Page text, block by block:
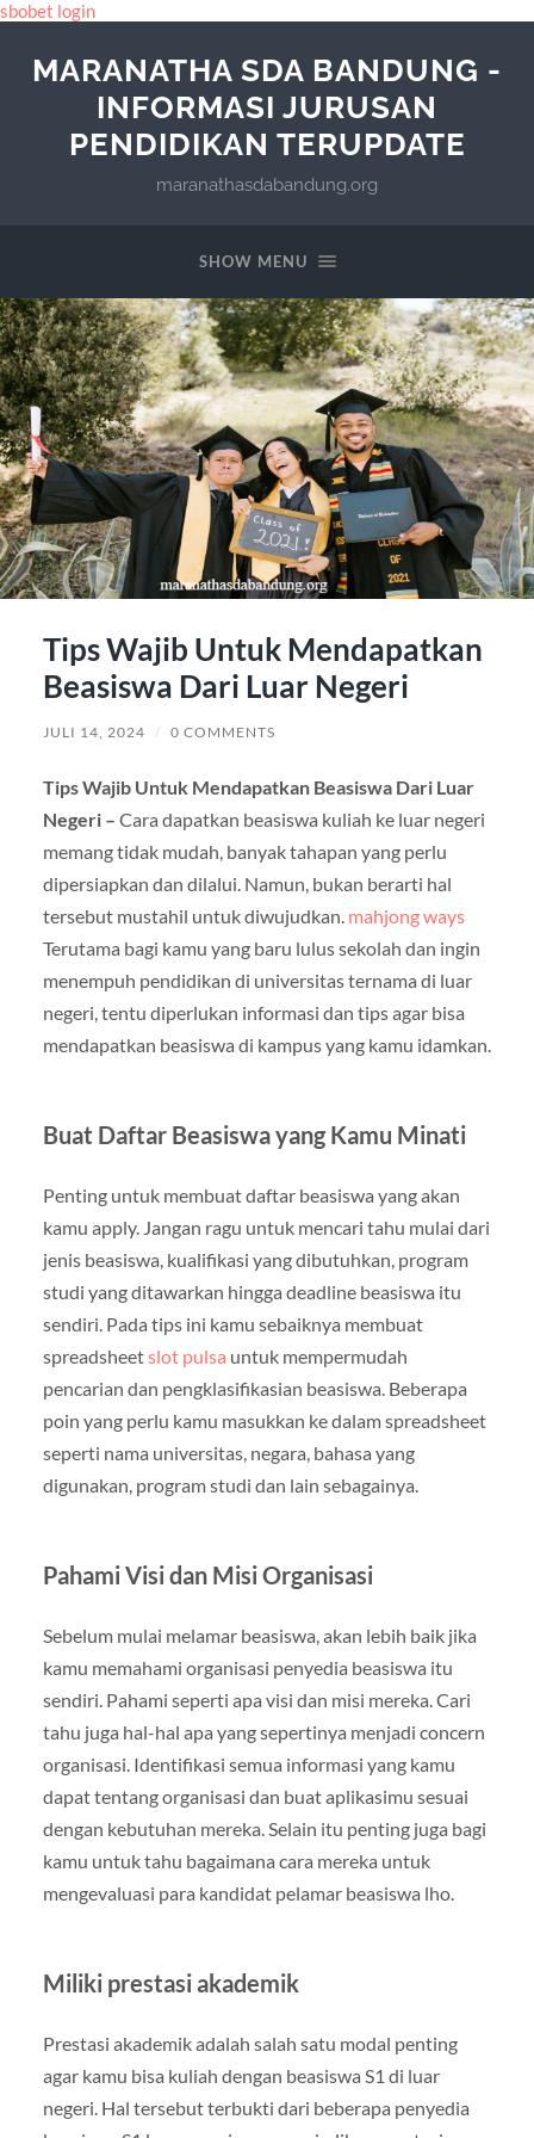
sbobet login
MARANATHA SDA BANDUNG -
INFORMASI JURUSAN
PENDIDIKAN TERUPDATE
maranathasdabandung.org
SHOW MENU
Tips Wajib Untuk Mendapatkan
Beasiswa Dari Luar Negeri
JULI 14, 2024 / 0 COMMENTS
Tips Wajib Untuk Mendapatkan Beasiswa Dari Luar
Negeri – Cara dapatkan beasiswa kuliah ke luar negeri
memang tidak mudah, banyak tahapan yang perlu
dipersiapkan dan dilalui. Namun, bukan berarti hal
tersebut mustahil untuk diwujudkan. mahjong ways
Terutama bagi kamu yang baru lulus sekolah dan ingin
menempuh pendidikan di universitas ternama di luar
negeri, tentu diperlukan informasi dan tips agar bisa
mendapatkan beasiswa di kampus yang kamu idamkan.
Buat Daftar Beasiswa yang Kamu Minati
Penting untuk membuat daftar beasiswa yang akan
kamu apply. Jangan ragu untuk mencari tahu mulai dari
jenis beasiswa, kualifikasi yang dibutuhkan, program
studi yang ditawarkan hingga deadline beasiswa itu
sendiri. Pada tips ini kamu sebaiknya membuat
spreadsheetslot pulsa untuk mempermudah
pencarian dan pengklasifikasian beasiswa. Beberapa
poin yang perlu kamu masukkan ke dalam spreadsheet
seperti nama universitas, negara, bahasa yang
digunakan, program studi dan lain sebagainya.
Pahami Visi dan Misi Organisasi
Sebelum mulai melamar beasiswa, akan lebih baik jika
kamu memahami organisasi penyedia beasiswa itu
sendiri. Pahami seperti apa visi dan misi mereka. Cari
tahu juga hal-hal apa yang sepertinya menjadi concern
organisasi. Identifikasi semua informasi yang kamu
dapat tentang organisasi dan buat aplikasimu sesuai
dengan kebutuhan mereka. Selain itu penting juga bagi
kamu untuk tahu bagaimana cara mereka untuk
mengevaluasi para kandidat pelamar beasiswa lho.
Miliki prestasi akademik
Prestasi akademik adalah salah satu modal penting
agar kamu bisa kuliah dengan beasiswa S1 di luar
negeri. Hal tersebut terbukti dari beberapa penyedia